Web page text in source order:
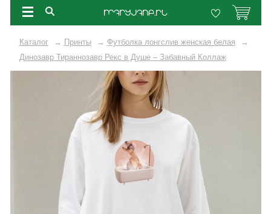
Каталог → Принты → Футболка лонгслив женская белая
→
Динозавр Тираннозавр Рекс в Душе – Забавный Коллаж